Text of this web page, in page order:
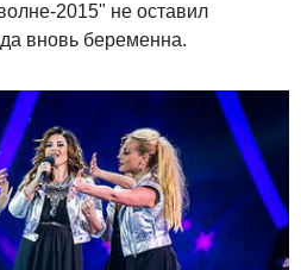
2015" не оставил
вновь беременна.